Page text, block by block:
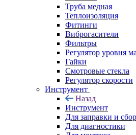
Труба медная
Теплоизоляция
Фитинги
Виброгасители
Фильтры
Регулятор уровня
Гайки
Смотровые стекла
Регулятор скорости
Инструмент
Назад
Инструмент
Для заправки и
Для диагностики